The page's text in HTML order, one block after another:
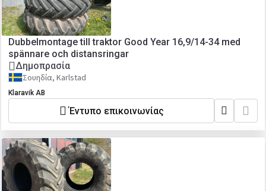
Dubbelmontage till traktor Good Year 16,9/14-34 med
spännare och distansringar
Δημοπρασία
Σουηδία, Karlstad
Klaravik AB
Έντυπο επικοινωνίας